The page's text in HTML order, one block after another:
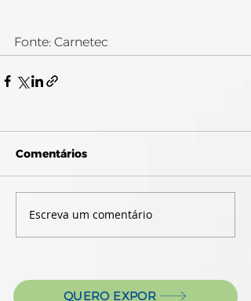
Fonte: Carnetec
Comentários
Escreva um comentário
QUERO EXPOR